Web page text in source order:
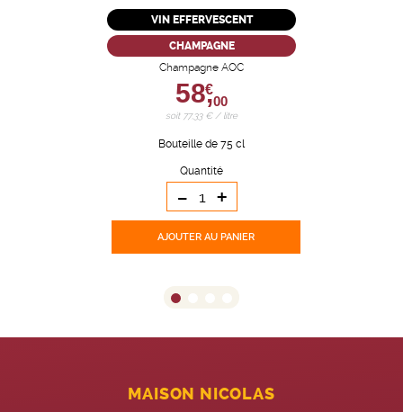
VIN EFFERVESCENT
CHAMPAGNE
Champagne AOC
58,
€
00
soit 77,33 € / litre
Bouteille de 75 cl
Quantité
- +
AJOUTER AU PANIER
MAISON NICOLAS